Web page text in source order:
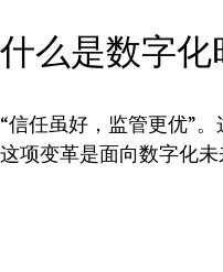
什么是数字化
“信任虽好，监管更优”
这项变革是面向数字化